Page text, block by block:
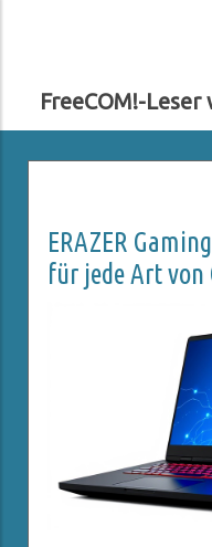
FreeCOM!-Leser
ERAZER
für jede Art von